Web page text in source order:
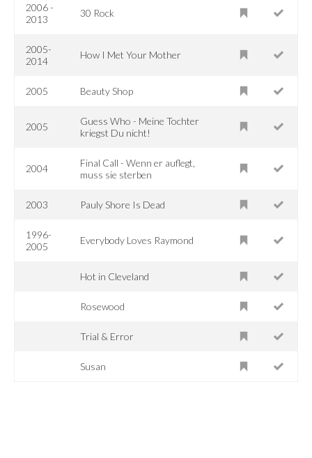
2006 -
2013
30 Rock
2005-
2014
How I Met Your Mother
2005 Beauty Shop
2005
Guess Who - Meine Tochter
kriegst Du nicht!
2004
Final Call - Wenn er auflegt,
muss sie sterben
2003 Pauly Shore Is Dead
1996-
2005
Everybody Loves Raymond
Hot in Cleveland
Rosewood
Trial & Error
Susan